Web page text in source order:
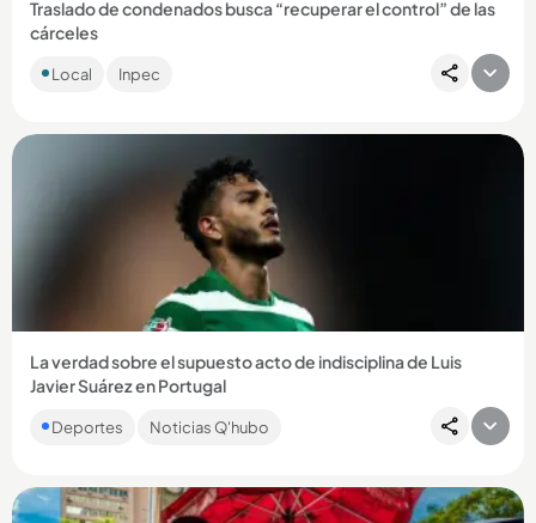
Traslado de condenados busca “recuperar el control” de las
cárceles
Además de alias Douglas y Carlos Pesebre, se conocieron
fotos de la salida de alias Tom y el Barbado de la cárcel de
Local Inpec
Compartir Noticia
La verdad sobre el supuesto acto de indisciplina de Luis
Javier Suárez en Portugal
detalles sobre los rumores que habían surgido alrededor del
Deportes Noticias Q'hubo